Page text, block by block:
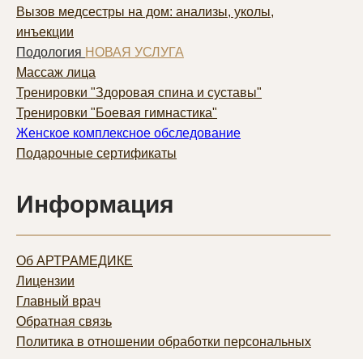
Вызов медсестры на дом: анализы, уколы,
инъекции
Подология НОВАЯ УСЛУГА
Массаж лица
Тренировки "Здоровая спина и суставы"
Тренировки "Боевая гимнастика"
Женское комплексное обследование
Подарочные сертификаты
Информация
Об АРТРАМЕДИКЕ
Лицензии
Главный врач
Обратная связь
Политика в отношении обработки персональных